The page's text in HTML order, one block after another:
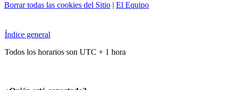
Borrar todas las cookies del Sitio | El Equipo
Índice general
Todos los horarios son UTC + 1 hora